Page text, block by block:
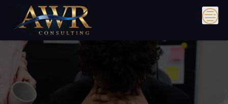
content